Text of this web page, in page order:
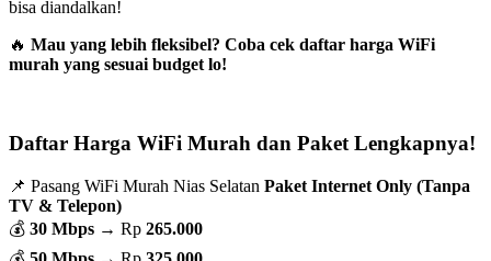
bisa diandalkan!
🔥 Mau yang lebih fleksibel? Coba cek daftar harga WiFi
murah yang sesuai budget lo!
Daftar Harga WiFi Murah dan Paket Lengkapnya!
📌 Pasang WiFi Murah Nias Selatan Paket Internet Only (Tanpa
TV & Telepon)
💰 30 Mbps → Rp 265.000